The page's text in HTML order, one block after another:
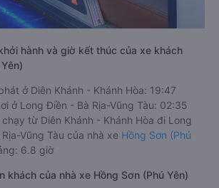
hành và giờ kết thúc của xe khách
ở Diên Khánh - Khánh Hòa: 19:47
ở Long Điền - Bà Rịa-Vũng Tàu: 02:35
từ Diên Khánh - Khánh Hòa đi Long
Vũng Tàu của nhà xe Hồng Sơn (Phú
6.8 giờ
khách của nhà xe Hồng Sơn (Phú Yên)